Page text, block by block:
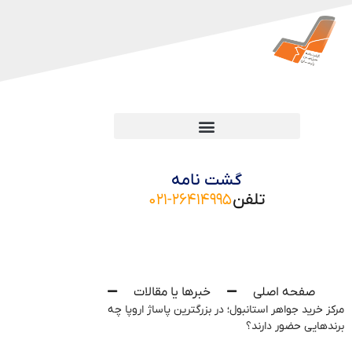
گشت نامه
تلفن۰۲۱-۲۶۴۱۴۹۹۵
صفحه اصلی خبرها یا مقالات
مرکز خرید جواهر استانبول؛ در بزرگترین پاساژ اروپا چه
برندهایی حضور دارند؟